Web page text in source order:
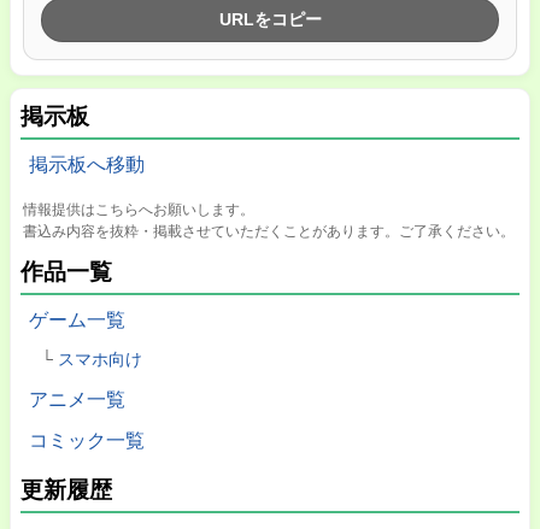
掲示板
掲示板へ移動
情報提供はこちらへお願いします。
書込み内容を抜粋・掲載させていただくことがあります。ご了承ください。
作品一覧
ゲーム一覧
スマホ向け
アニメ一覧
コミック一覧
更新履歴
URLをコピー